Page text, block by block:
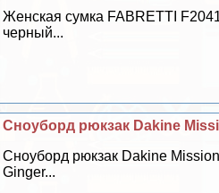
Женская сумка FABRETTI
черный...
Сноуборд рюкзак Dakine
Сноуборд рюкзак Dakine
Ginger...